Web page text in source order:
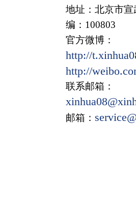
地址：北京市
编：100803
官方微博：
http://
http://
联系邮箱：
邮箱：